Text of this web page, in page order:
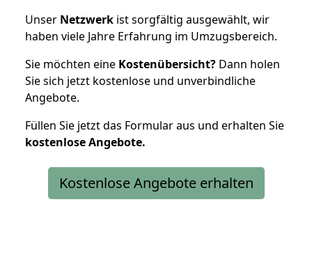
Unser Netzwerk ist sorgfältig ausgewählt, wir
haben viele Jahre Erfahrung im Umzugsbereich.
Sie möchten eine Kostenübersicht? Dann holen
Sie sich jetzt kostenlose und unverbindliche
Angebote.
Füllen Sie jetzt das Formular aus und erhalten Sie
kostenloseAngebote.
Kostenlose Angebote erhalten